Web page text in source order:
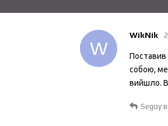
W
WikNik
Поставив
собою,
вийшло. В
Segoy